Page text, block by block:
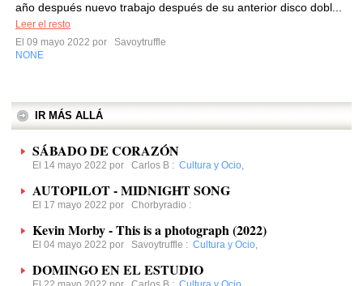
año después nuevo trabajo después de su anterior disco dobl...
Leer el resto
El 09 mayo 2022 por
Savoytruffle
NONE
IR MÁS ALLÁ
SÁBADO DE CORAZÓN
El 14 mayo 2022 por Carlos B : Cultura y Ocio,
AUTOPILOT - MIDNIGHT SONG
El 17 mayo 2022 por Chorbyradio :
Kevin Morby - This is a photograph (2022)
El 04 mayo 2022 por Savoytruffle : Cultura y Ocio,
DOMINGO EN EL ESTUDIO